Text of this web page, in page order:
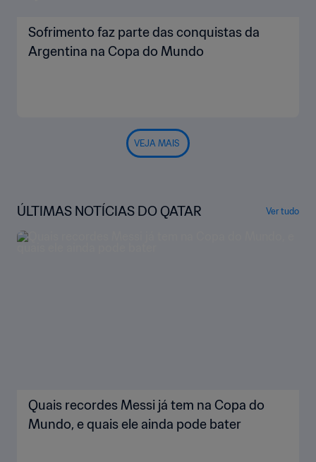
Sofrimento faz parte das conquistas da
Argentina na Copa do Mundo
VEJA MAIS
ÚLTIMAS NOTÍCIAS DO QATAR Ver tudo
Quais recordes Messi já tem na Copa do
Mundo, e quais ele ainda pode bater